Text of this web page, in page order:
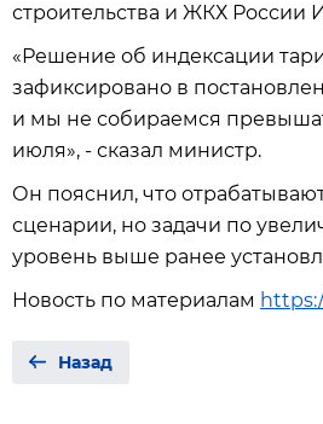
строительства и ЖКХ России
«Решение об индексации
зафиксировано в
и мы не собираемся
июля», - сказал министр.
Он пояснил, что
сценарии, но задачи по
уровень выше ранее
Новость по материалам
Назад